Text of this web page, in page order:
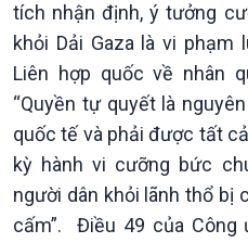
Xã hội
Tin Đời sống & Xã hội
360 độ Sức khỏe
Chuyển đổi Xanh
tích nhận định, ý tưởng
khỏi Dải Gaza là vi phạm
Liên hợp quốc về nhân
“Quyền tự quyết là
quốc tế và phải được tất
kỳ hành vi cưỡng bức
người dân khỏi lãnh thổ bị
cấm”. Điều 49 của Công